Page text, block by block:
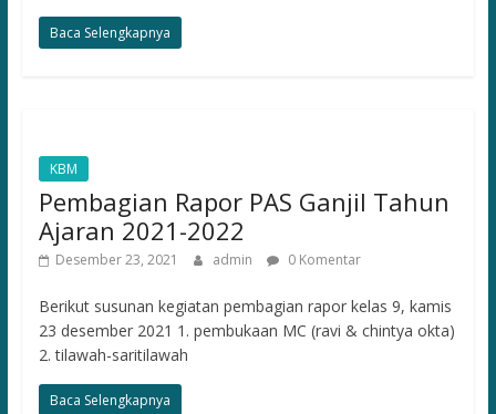
Baca Selengkapnya
KBM
Pembagian Rapor PAS Ganjil Tahun
Ajaran 2021-2022
Desember 23, 2021 admin 0 Komentar
Berikut susunan kegiatan pembagian rapor kelas 9, kamis
23 desember 2021 1. pembukaan MC (ravi & chintya okta)
2. tilawah-saritilawah
Baca Selengkapnya